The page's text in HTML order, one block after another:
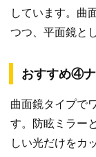
しています。曲
つつ、平面鏡と
おすすめ④
曲面鏡タイプで
す。防眩ミラー
しい光だけをカ